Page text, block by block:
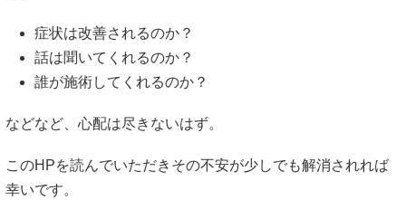
症状は改善されるのか？
話は聞いてくれるのか？
誰が施術してくれるのか？
などなど、心配は尽きないはず。
このHPを読んでいただきその不安が少しでも解消されれば
幸いです。